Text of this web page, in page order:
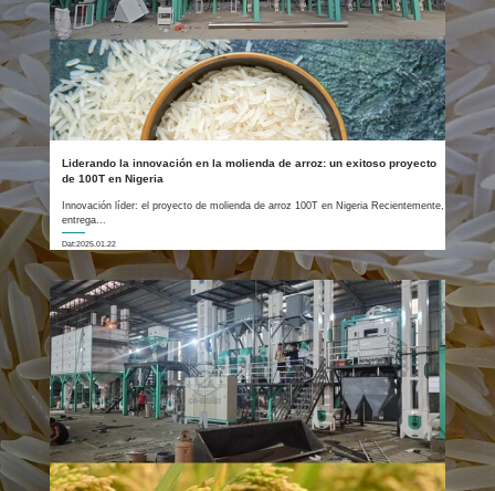
Liderando la innovación en la molienda de arroz: un exitoso proyecto
de 100T en Nigeria
Innovación líder: el proyecto de molienda de arroz 100T en Nigeria Recientemente,
entrega...
Dat:2025.01.22